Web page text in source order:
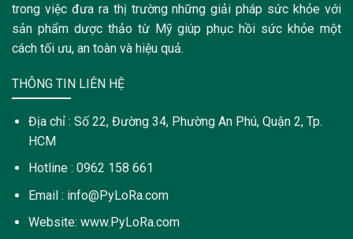
trong việc đưa ra thị trường những giải pháp sức khỏe với
sản phẩm dược thảo từ Mỹ giúp phục hồi sức khỏe một
cách tối ưu, an toàn và hiệu quả.
THÔNG TIN LIÊN HỆ
Địa chỉ : Số 22, Đường 34, Phường An Phú, Quận 2, Tp.
HCM
Hotline : 0962 158 661
Email : info@PyLoRa.com
Website: www.PyLoRa.com